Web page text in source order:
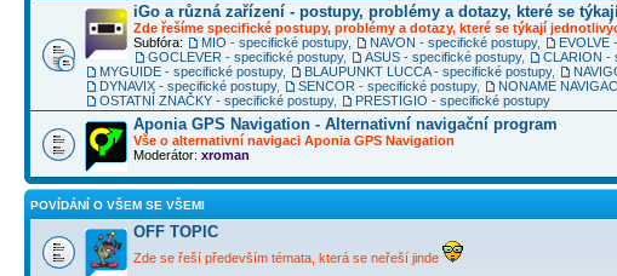
iGo a různá zařízení - postupy, problémy a dotazy, které se
Zde řešíme specifické postupy, problémy a dotazy, které se týkají
Subfóra:
MIO - specifické postupy, NAVON - specifické postupy, EVOLVE
GOCLEVER - specifické postupy, ASUS - specifické postupy, CLARION -
MYGUIDE - specifické postupy, BLAUPUNKT LUCCA - specifické postupy,
DYNAVIX - specifické postupy, SENCOR - specifické postupy, NONAME
OSTATNÍ ZNAČKY - specifické postupy, PRESTIGIO - specifické postupy
Aponia GPS Navigation - Alternativní navigační program
Vše o alternativní navigaci Aponia GPS Navigation
Moderátor: xroman
POVÍDÁNÍ O VŠEM SE VŠEMI
OFF TOPIC
Zde se řeší především témata, která se neřeší jinde